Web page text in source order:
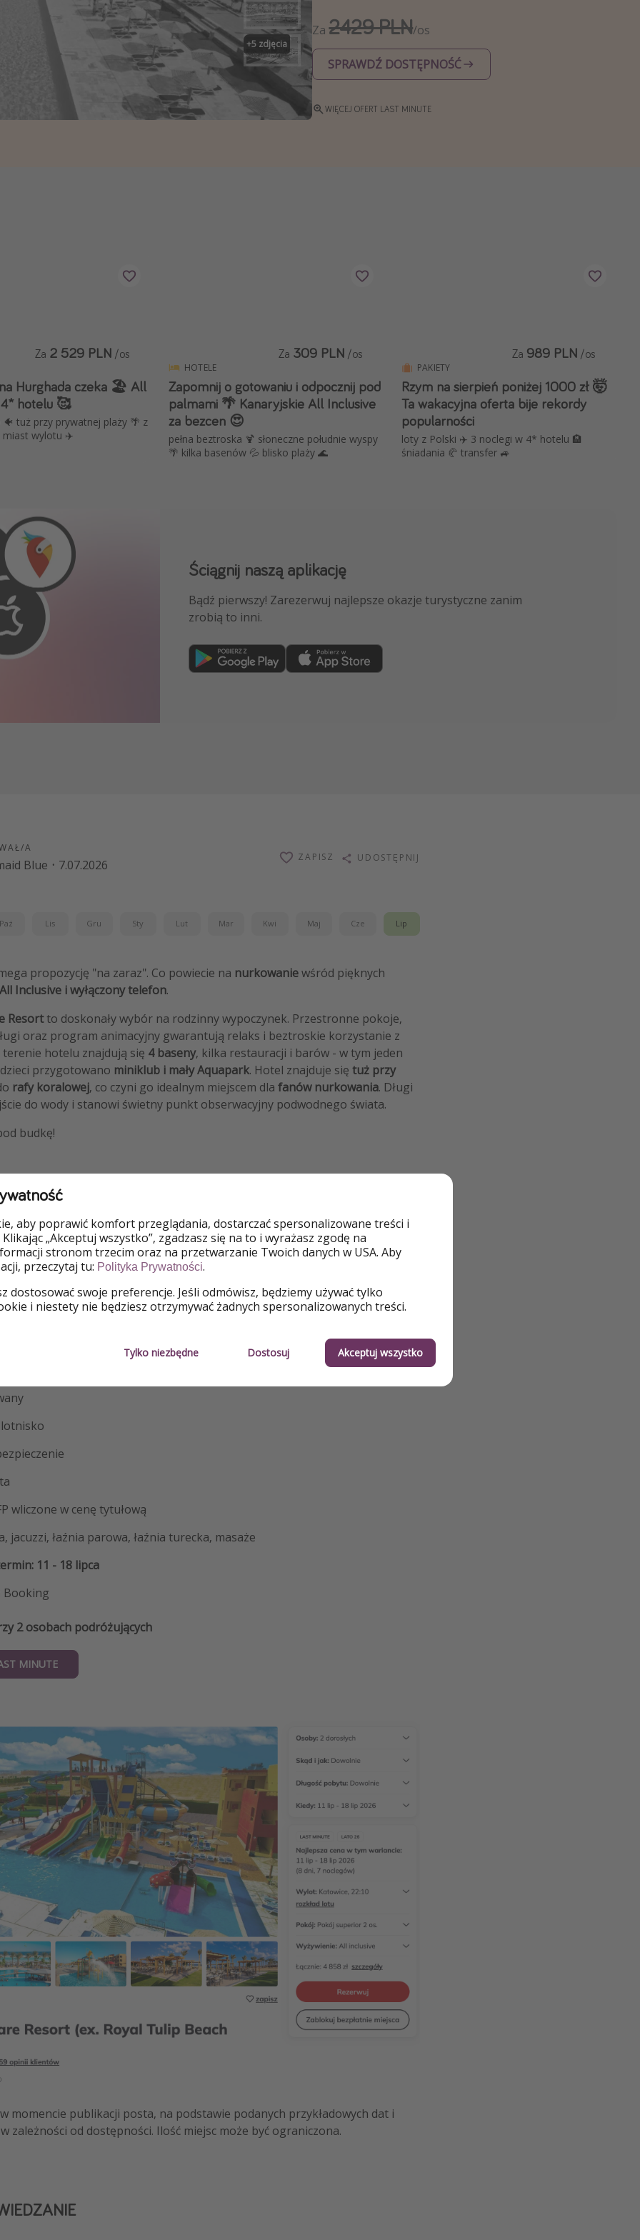
+5 zdjęcia
Za2429 PLN/os
SPRAWDŹ DOSTĘPNOŚĆ
WIĘCEJ OFERT LAST MINUTE
Hurghada czeka 🏖️ All
hotelu 🥰
tuż przy prywatnej plaży 🌴 z
miast wylotu ✈️
Za 2 529 PLN /os
HOTELE
Zapomnij o gotowaniu i odpocznij pod
palmami 🌴 Kanaryjskie All Inclusive
za bezcen 😍
pełna beztroska 🍹 słoneczne południe wyspy
🌴 kilka basenów 💦 blisko plaży 🌊
Za 309 PLN /os
PAKIETY
Rzym na sierpień poniżej 1000 zł 🤯
Ta wakacyjna oferta bije rekordy
popularności
loty z Polski ✈️ 3 noclegi w 4* hotelu 🏨
śniadania 🥐 transfer 🚙
Za 989 PLN /os
Ściągnij naszą aplikację
Bądź pierwszy! Zarezerwuj najlepsze okazje turystyczne zanim
zrobią to inni.
Dołącz do naszego kanału na WhatsApp
NAJLEPSZE oferty podróżnicze, porady ekspertów i wiele więcej!
Dołącz teraz
A
Blue · 7.07.2026
ZAPISZ UDOSTĘPNIJ
Paź Lis Gru Sty Lut Mar Kwi Maj Cze Lip
propozycję "na zaraz". Co powiecie na nurkowaniewśród pięknych
Inclusive i wyłączony telefon.
Resortto doskonały wybór na rodzinny wypoczynek. Przestronne pokoje,
oraz program animacyjny gwarantują relaks i beztroskie korzystanie z
terenie hotelu znajdują się 4 baseny, kilka restauracji i barów - w tym jeden
przygotowano miniklub i mały Aquapark. Hotel znajduje się tuż przy
rafy koralowej, co czyni go idealnym miejscem dla fanów nurkowania. Długi
do wody i stanowi świetny punkt obserwacyjny podwodnego świata.
budkę!
Casa Mare Resort
dopłatą również z Warszawy, Wrocławia czy Gdańska
wliczone w cenę tytułową
jacuzzi, łaźnia parowa, łaźnia turecka, masaże
11 - 18 lipca
Booking
2 osobach podróżujących
MINUTE
momencie publikacji posta, na podstawie podanych przykładowych dat i
zależności od dostępności. Ilość miejsc może być ograniczona.
aby poprawić komfort przeglądania, dostarczać spersonalizowane treści i
„Akceptuj wszystko”, zgadzasz się na to i wyrażasz zgodę na
stronom trzecim oraz na przetwarzanie Twoich danych w USA. Aby
przeczytaj tu: Polityka Prywatności.
dostosować swoje preferencje. Jeśli odmówisz, będziemy używać tylko
i niestety nie będziesz otrzymywać żadnych spersonalizowanych treści.
Tylko niezbędne Dostosuj Akceptuj wszystko